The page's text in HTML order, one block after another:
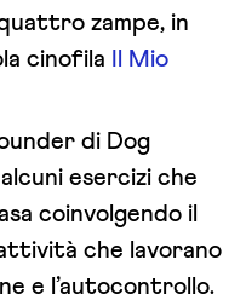
zampe, in
cinofila
Il Mio
di Dog
esercizi che
coinvolgendo il
che lavorano
e l’autocontrollo.